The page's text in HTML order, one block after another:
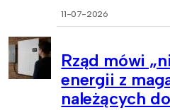
11-07-2026
Rząd mówi
energii z
należących